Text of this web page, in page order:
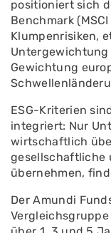
positioniert sich
Benchmark
Klumpenrisiken,
Untergewichtung
Gewichtung
ESG-Kriterien
integriert: Nur
wirtschaftlich
gesellschaftliche
übernehmen,
Der Amundi
Vergleichsgruppe